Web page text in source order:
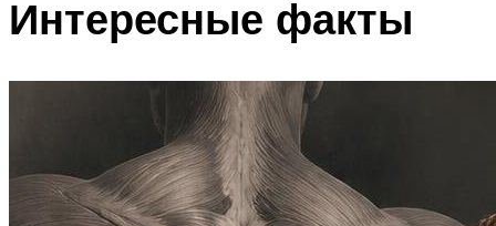
Интересные факты